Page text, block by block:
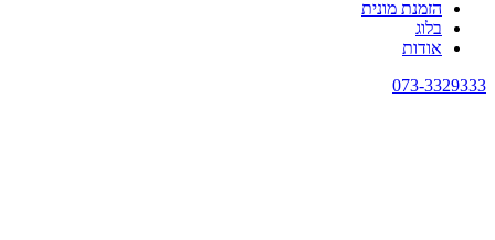
הזמנת מונית
בלוג
אודות
073-3329333